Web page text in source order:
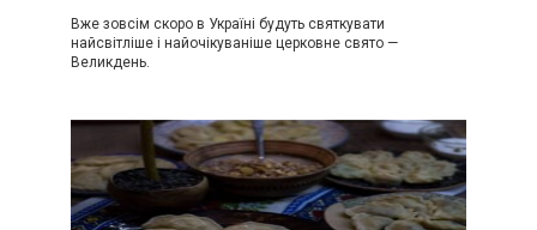
Вже зовсім скоро в Україні будуть святкувати
найсвітліше і найочікуваніше церковне свято —
Великдень.